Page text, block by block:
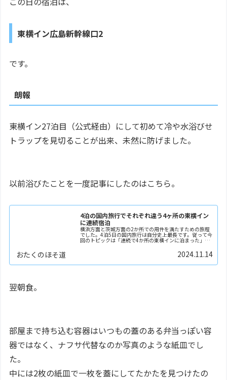
東横イン広島新幹線口2
です。
朗報
東横イン27泊目（公式経由）にして初めて冷や水浴びせ
トラップを見切ることが出来、未然に防げました。
以前浴びたことを一度記事にしたのはこちら。
4泊の国内旅行でそれぞれ違う4ヶ所の東横イン
に連続宿泊
横浜方面と茨城方面の2か所での用件を満たすための旅程
でした。4泊5日の国内旅行は自分史上最長です。従って今
回のトピックは「連続で4か所の東横インに泊まった」だ
けにとどまりません。JR国道駅訪問快活CLUBを3連続利
用普通列車グリーン車に初乗車のように、情報…
おたくのほそ道 2024.11.14
翌朝食。
部屋まで持ち込む容器はいつもの蓋のある弁当っぽい容
器ではなく、ナフサ代替なのか写真のような紙皿でし
た。
中には2枚の紙皿で一枚を蓋にしてたかたを見つけたの